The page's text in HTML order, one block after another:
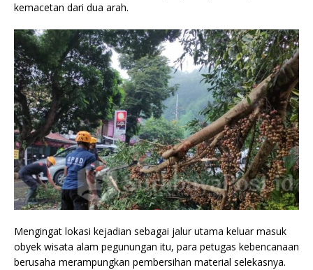
kemacetan dari dua arah.
Mengingat lokasi kejadian sebagai jalur utama keluar masuk
obyek wisata alam pegunungan itu, para petugas kebencanaan
berusaha merampungkan pembersihan material selekasnya.